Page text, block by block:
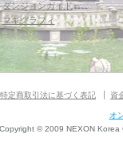
ダンジョンガイド
マギグラフィ
特定商取引法に基づく表記 資
オ
Copyright © 2009 NEXON Korea